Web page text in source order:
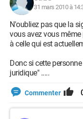
31 mars 2010 à
N'oubliez pas que la
vous avez vous même
à celle qui est
Donc si cette
juridique" .....
Commenter